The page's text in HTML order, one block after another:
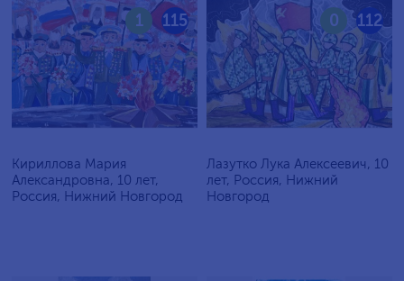
115
1
Кириллова Мария
Александровна, 10 лет,
Россия, Нижний Новгород
112
0
Лазутко Лука Алексеевич, 10
лет, Россия, Нижний
Новгород